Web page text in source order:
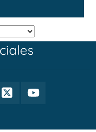
TwitterYoutube